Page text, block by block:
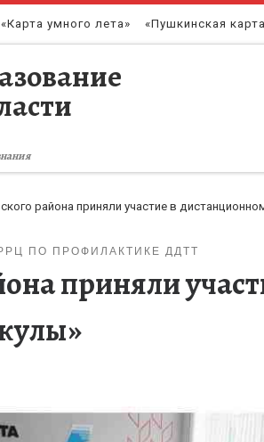
«Карта умного лета» «Пушкинская
района приняли участие в
ПО ПРОФИЛАКТИКЕ ДДТТ
приняли